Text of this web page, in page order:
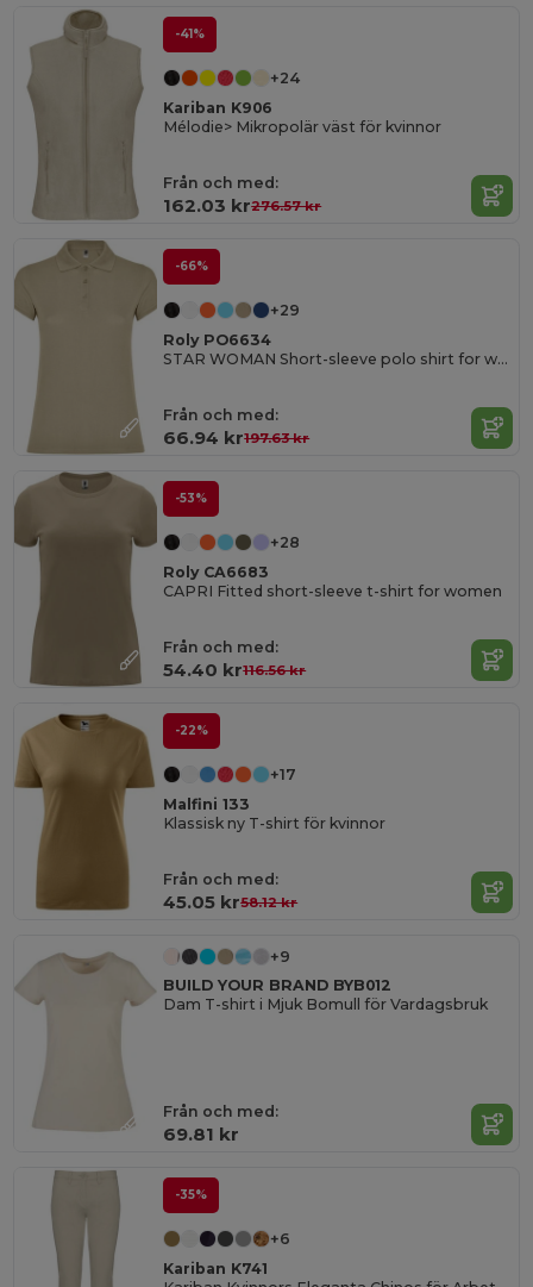
-41%
+24
Kariban K906
Mélodie> Mikropolär väst för kvinnor
Från och med:
162.03 kr276.57 kr
-66%
+29
Roly PO6634
STAR WOMAN Short-sleeve polo shirt for women
Från och med:
66.94 kr197.63 kr
-53%
+28
Roly CA6683
CAPRI Fitted short-sleeve t-shirt for women
Från och med:
54.40 kr116.56 kr
-22%
+17
Malfini 133
Klassisk ny T-shirt för kvinnor
Från och med:
45.05 kr58.12 kr
+9
BUILD YOUR BRAND BYB012
Dam T-shirt i Mjuk Bomull för Vardagsbruk
Från och med:
69.81 kr
-35%
+6
Kariban K741